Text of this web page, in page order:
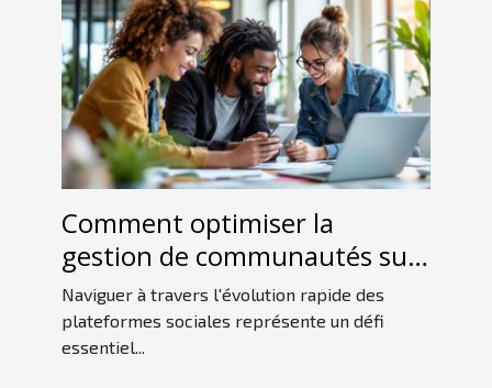
Comment optimiser la
gestion de communautés sur
les nouvelles plateformes
sociales ?
Naviguer à travers l'évolution rapide des
plateformes sociales représente un défi
essentiel...